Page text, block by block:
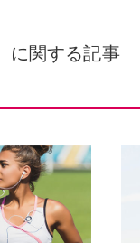
に関する記事